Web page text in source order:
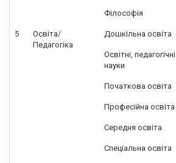
Філософія
5
Освіта/
Педагогіка
Дошкільна освіта
Освітні, педагогічні
науки
Початкова освіта
Професійна освіта
Середня освіта
Спеціальна освіта